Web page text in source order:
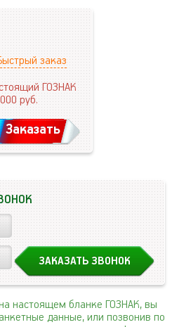
заказ
ГОЗНАК
руб.
Заказать
настоящем бланке ГОЗНАК, вы
данные, или позвонив по